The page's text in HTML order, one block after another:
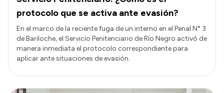
protocolo que se activa ante evasión?
En el marco de la reciente fuga de un interno en el Penal N° 3
de Bariloche, el Servicio Penitenciario de Río Negro activó de
manera inmediata el protocolo correspondiente para
aplicar ante situaciones de evasión.